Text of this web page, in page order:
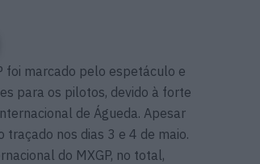
foi marcado pelo espetáculo e
para os pilotos, devido à forte
de Águeda. Apesar
nos dias 3 e 4 de maio.
do MXGP, no total,